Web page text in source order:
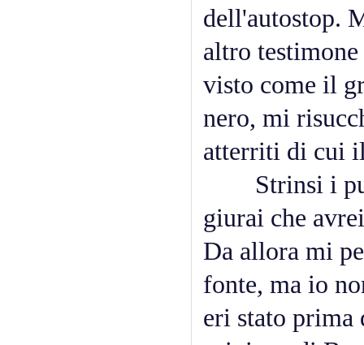
dell'autostop.
altro
visto come il
nero, mi
atterriti di cui
Strinsi i
giurai che
Da allora mi
fonte, ma io
eri stato prima